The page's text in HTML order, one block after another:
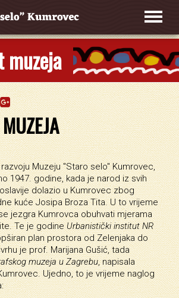
muzeja
Muzeju "Staro selo" Kumrovec,
1947. godine, kada je narod iz svih
dolazio u Kumrovec zbog
kuće Josipa Broza Tita. U to vrijeme
jezgra Kumrovca obuhvati mjerama
Te je godineUrbanistički institut NR
plan prostora od Zelenjaka do
je prof. Marijana Gušić, tada
muzeja u Zagrebu, napisala
Ujedno, to je vrijeme naglog